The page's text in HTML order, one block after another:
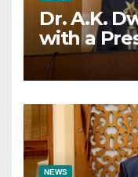
Dr. A.K.
with a
NEWS